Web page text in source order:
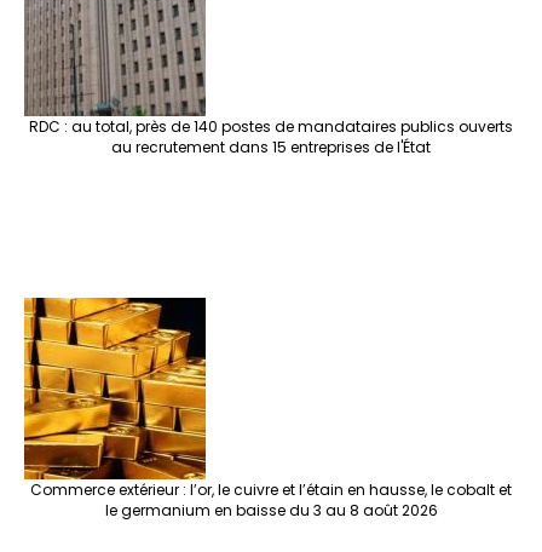
RDC : au total, près de 140 postes de mandataires publics ouverts
au recrutement dans 15 entreprises de l'État
Commerce extérieur : l’or, le cuivre et l’étain en hausse, le cobalt et
le germanium en baisse du 3 au 8 août 2026